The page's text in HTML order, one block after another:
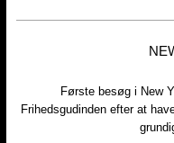
Første besøg i New
Frihedsgudinden efter at